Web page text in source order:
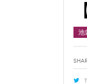
池